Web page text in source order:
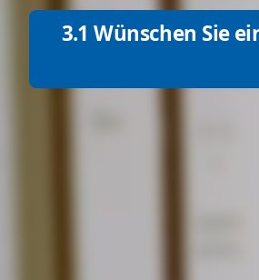
3.1 Wünschen Sie